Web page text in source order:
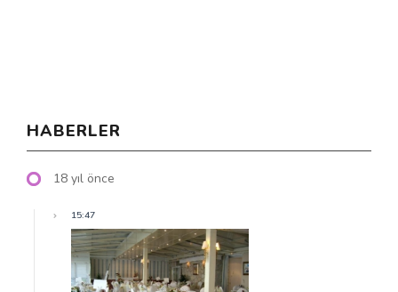
HABERLER
18 yıl önce
15:47